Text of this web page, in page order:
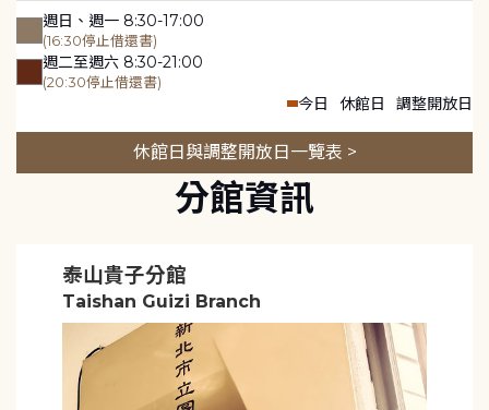
週日、週一 8:30-17:00
(16:30停止借還書)
週二至週六 8:30-21:00
(20:30停止借還書)
今日 休館日 調整開放日
休館日與調整開放日一覽表 >
分館資訊
泰山貴子分館
Taishan Guizi Branch